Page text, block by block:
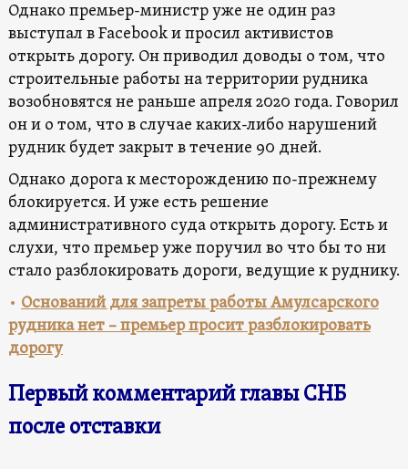
Однако премьер-министр уже не один раз
выступал в Facebook и просил активистов
открыть дорогу. Он приводил доводы о том, что
строительные работы на территории рудника
возобновятся не раньше апреля 2020 года. Говорил
он и о том, что в случае каких-либо нарушений
рудник будет закрыт в течение 90 дней.
Однако дорога к месторождению по-прежнему
блокируется. И уже есть решение
административного суда открыть дорогу. Есть и
слухи, что премьер уже поручил во что бы то ни
стало разблокировать дороги, ведущие к руднику.
• Оснований для запреты работы Амулсарского
рудника нет – премьер просит разблокировать
дорогу
Первый комментарий главы СНБ
после отставки